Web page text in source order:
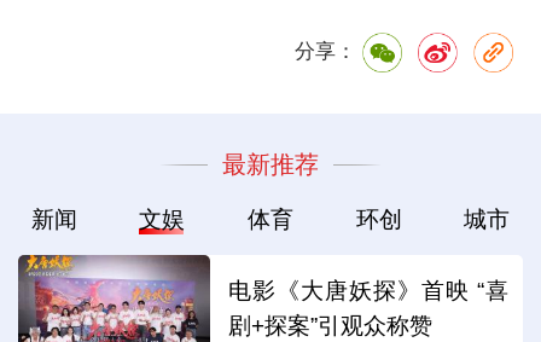
分享：
最新推荐
新闻 文娱 体育 环创 城市
电影《大唐妖探》首映 “喜
剧+探案”引观众称赞